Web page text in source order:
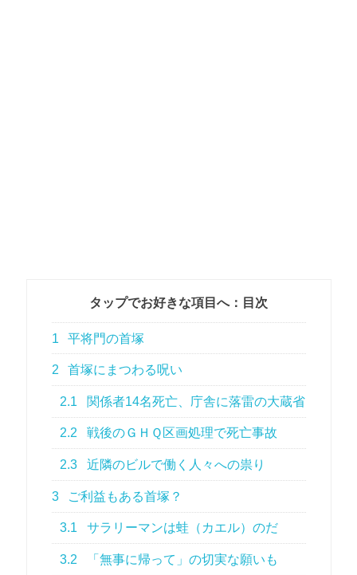
タップでお好きな項目へ：目次
1 平将門の首塚
2 首塚にまつわる呪い
2.1 関係者14名死亡、庁舎に落雷の大蔵省
2.2 戦後のＧＨＱ区画処理で死亡事故
2.3 近隣のビルで働く人々への祟り
3 ご利益もある首塚？
3.1 サラリーマンは蛙（カエル）のだ
3.2 「無事に帰って」の切実な願いも